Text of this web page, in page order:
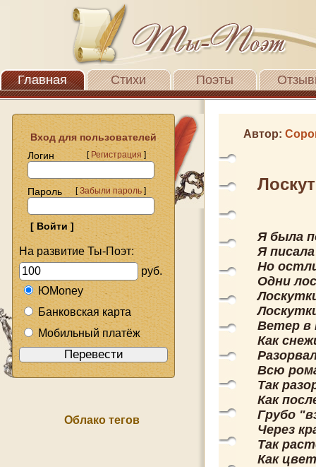
Главная Стихи Поэты
Вход для пользователей
Логин
[Регистрация]
Пароль [Забыли пароль]
На развитие Ты-Поэт:
руб.
ЮMoney
Банковская карта
Мобильный платёж
Облако тегов
Автор:
Я была
Я
Но
Одни
Ветер в
Как
Всю
Так
Как
Грубо
Через
Так
Как